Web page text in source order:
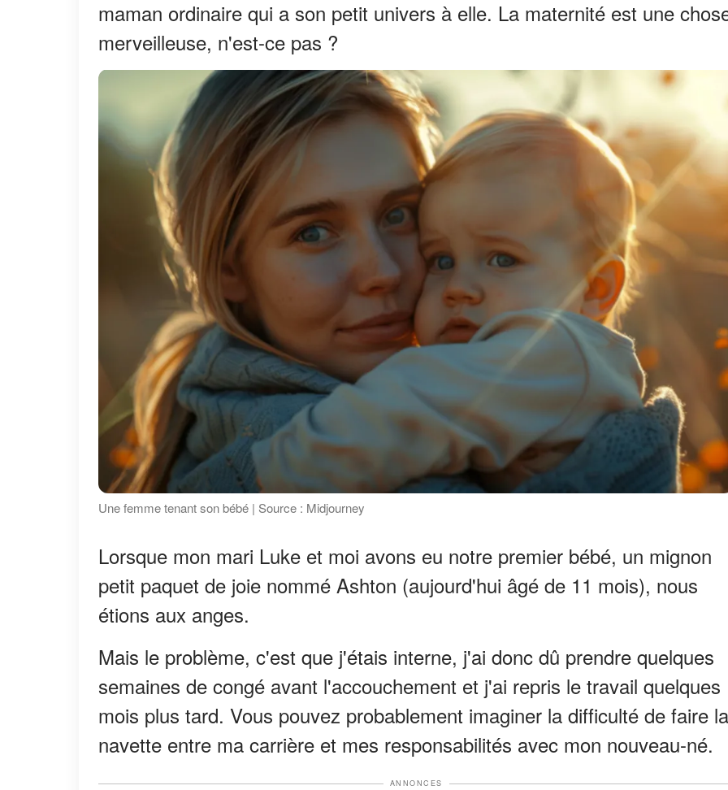
maman ordinaire qui a son petit univers à elle. La maternité est une
merveilleuse, n'est-ce pas ?
Une femme tenant son bébé | Source : Midjourney
Lorsque mon mari Luke et moi avons eu notre premier bébé, un mignon
petit paquet de joie nommé Ashton (aujourd'hui âgé de 11 mois), nous
étions aux anges.
Mais le problème, c'est que j'étais interne, j'ai donc dû prendre quelques
semaines de congé avant l'accouchement et j'ai repris le travail quelques
mois plus tard. Vous pouvez probablement imaginer la difficulté de faire la
navette entre ma carrière et mes responsabilités avec mon nouveau-né.
ANNONCES